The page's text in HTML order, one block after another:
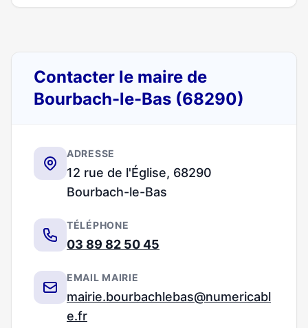
Contacter le maire de
Bourbach-le-Bas (68290)
ADRESSE
12 rue de l'Église, 68290
Bourbach-le-Bas
TÉLÉPHONE
03 89 82 50 45
EMAIL MAIRIE
mairie.bourbachlebas@numericabl
e.fr